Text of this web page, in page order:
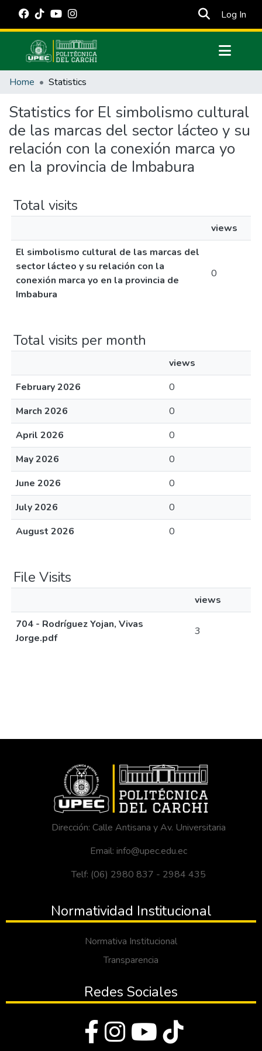
Log In
Communities & Collections
Estadísticas Externas
Manuales
Home Statistics
Statistics for El simbolismo cultural
de las marcas del sector lácteo y su
relación con la conexión marca yo
en la provincia de Imbabura
Total visits
views
El simbolismo cultural de las marcas del
sector lácteo y su relación con la
conexión marca yo en la provincia de
Imbabura
0
Total visits per month
views
February 2026
0
March 2026
0
April 2026
0
May 2026
0
June 2026
0
July 2026
0
August 2026
0
File Visits
views
704 - Rodríguez Yojan, Vivas
Jorge.pdf
3
Dirección: Calle Antisana y Av. Universitaria
Email: info@upec.edu.ec
Telf: (06) 2980 837 - 2984 435
Normatividad Institucional
Normativa Institucional
Transparencia
Redes Sociales